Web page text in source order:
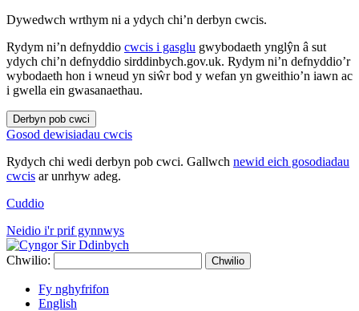
Dywedwch wrthym ni a ydych chi’n derbyn cwcis.
Rydym ni’n defnyddio cwcis i gasglu gwybodaeth ynglŷn â sut
ydych chi’n defnyddio sirddinbych.gov.uk. Rydym ni’n defnyddio’r
wybodaeth hon i wneud yn siŵr bod y wefan yn gweithio’n iawn ac
i gwella ein gwasanaethau.
Derbyn pob cwci
Gosod dewisiadau cwcis
Rydych chi wedi derbyn pob cwci. Gallwch newid eich gosodiadau
cwcis ar unrhyw adeg.
Cuddio
Neidio i'r prif gynnwys
Chwilio: Chwilio
Fy nghyfrifon
English